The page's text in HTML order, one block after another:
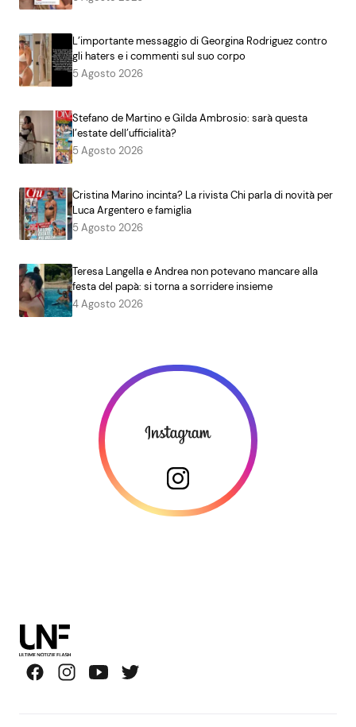
L’importante messaggio di Georgina Rodriguez contro
gli haters e i commenti sul suo corpo
5 Agosto 2026
Stefano de Martino e Gilda Ambrosio: sarà questa
l’estate dell’ufficialità?
5 Agosto 2026
Cristina Marino incinta? La rivista Chi parla di novità per
Luca Argentero e famiglia
5 Agosto 2026
Teresa Langella e Andrea non potevano mancare alla
festa del papà: si torna a sorridere insieme
4 Agosto 2026